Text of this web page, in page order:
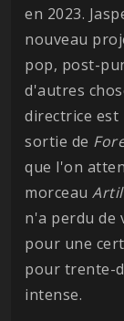
en 2023.
nouveau
pop, post-
d'autres
directrice est
sortie de
que l'on
morceau
n'a perdu de
pour une
pour trente-
intense.